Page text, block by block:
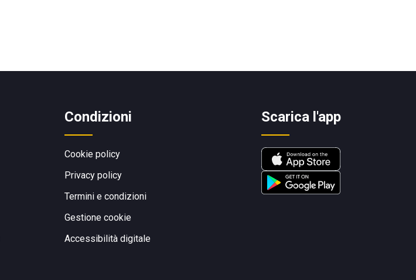
Condizioni
Cookie policy
Privacy policy
Termini e condizioni
Gestione cookie
Accessibilità digitale
Scarica l'app